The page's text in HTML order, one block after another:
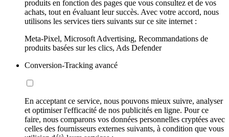
produits en fonction des pages que vous consultez et de vos
achats, tout en évaluant leur succès. Avec votre accord, nous
utilisons les services tiers suivants sur ce site internet :
Meta-Pixel, Microsoft Advertising, Recommandations de
produits basées sur les clics, Ads Defender
Conversion-Tracking avancé
En acceptant ce service, nous pouvons mieux suivre, analyser
et optimiser l'efficacité de nos publicités en ligne. Pour ce
faire, nous comparons vos données personnelles cryptées avec
celles des fournisseurs externes suivants, à condition que vous